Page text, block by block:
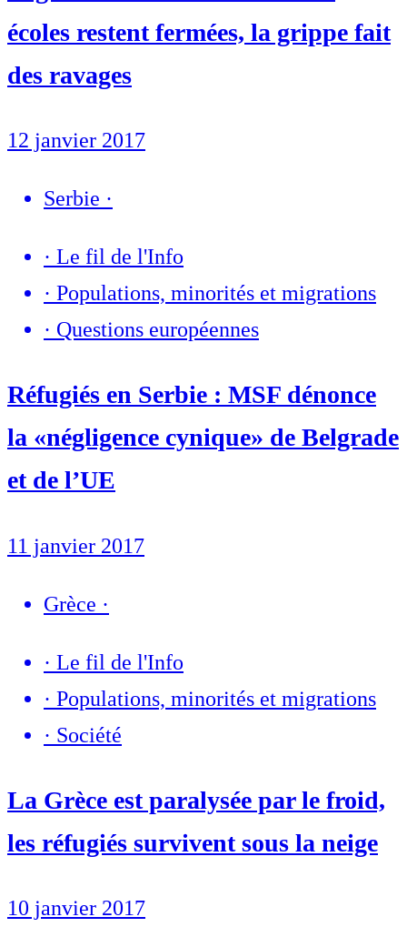
écoles restent fermées, la grippe fait
des ravages
12 janvier 2017
Serbie ·
· Le fil de l'Info
· Populations, minorités et migrations
· Questions européennes
Réfugiés en Serbie : MSF dénonce
la «négligence cynique» de Belgrade
et de l’UE
11 janvier 2017
Grèce ·
· Le fil de l'Info
· Populations, minorités et migrations
· Société
La Grèce est paralysée par le froid,
les réfugiés survivent sous la neige
10 janvier 2017